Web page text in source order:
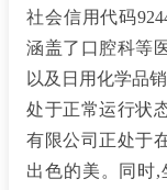
社会信用代码
涵盖了口腔科等
以及日用化学品
处于正常运行状
有限公司正处于
出色的美。同时,